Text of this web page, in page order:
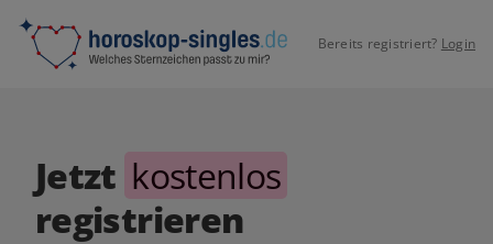
Bereits registriert? Login
Jetzt kostenlos
registrieren